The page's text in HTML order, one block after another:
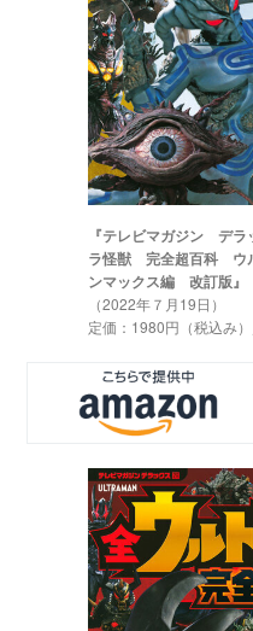
『テレビマガジン デ
ラ怪獣 完全超百科 ウ
ンマックス編 改訂版』
（2022年７月19日）
定価：1980円（税込み